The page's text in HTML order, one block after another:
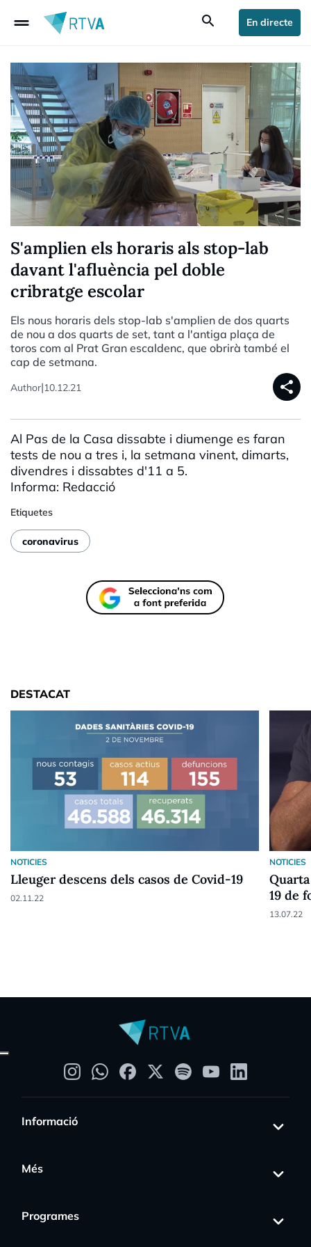
drag_handle search En directe
S'amplien els horaris als stop-lab
davant l'afluència pel doble
cribratge escolar
Els nous horaris dels stop-lab s'amplien de dos quarts
de nou a dos quarts de set, tant a l'antiga plaça de
toros com al Prat Gran escaldenc, que obrirà també el
cap de setmana.
Author|10.12.21 share
Al Pas de la Casa dissabte i diumenge es faran
tests de nou a tres i, la setmana vinent, dimarts,
divendres i dissabtes d'11 a 5.
Informa: Redacció
Etiquetes
coronavirus
DESTACAT
NOTICIES
Lleuger descens dels casos de Covid-19
02.11.22
NOTICIES
19 de
anys
13.07.22
Informació
Més
Programes